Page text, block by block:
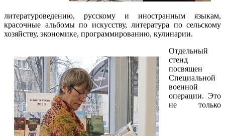
литературоведению, русскому и иностранным языкам,
красочные альбомы по искусству, литература по сельскому
хозяйству, экономике, программированию, кулинарии.
Отдельный
стенд
посвящен
Специальной
военной
операции. Это
не только